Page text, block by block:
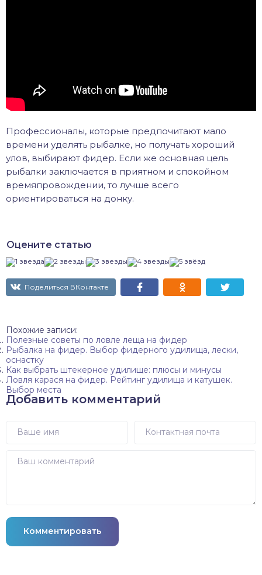
Профессионалы, которые предпочитают мало
времени уделять рыбалке, но получать хороший
улов, выбирают фидер. Если же основная цель
рыбалки заключается в приятном и спокойном
времяпровождении, то лучше всего
ориентироваться на донку.
Оцените статью
Поделиться ВКонтакте
Похожие записи:
Полезные советы по ловле леща на фидер
Рыбалка на фидер. Выбор фидерного удилища, лески,
оснастку
Как выбрать штекерное удилище: плюсы и минусы
Ловля карася на фидер. Рейтинг удилища и катушек.
Выбор места
Добавить комментарий
Комментировать